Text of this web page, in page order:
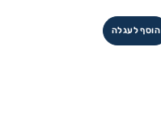
הוסף לעגלה